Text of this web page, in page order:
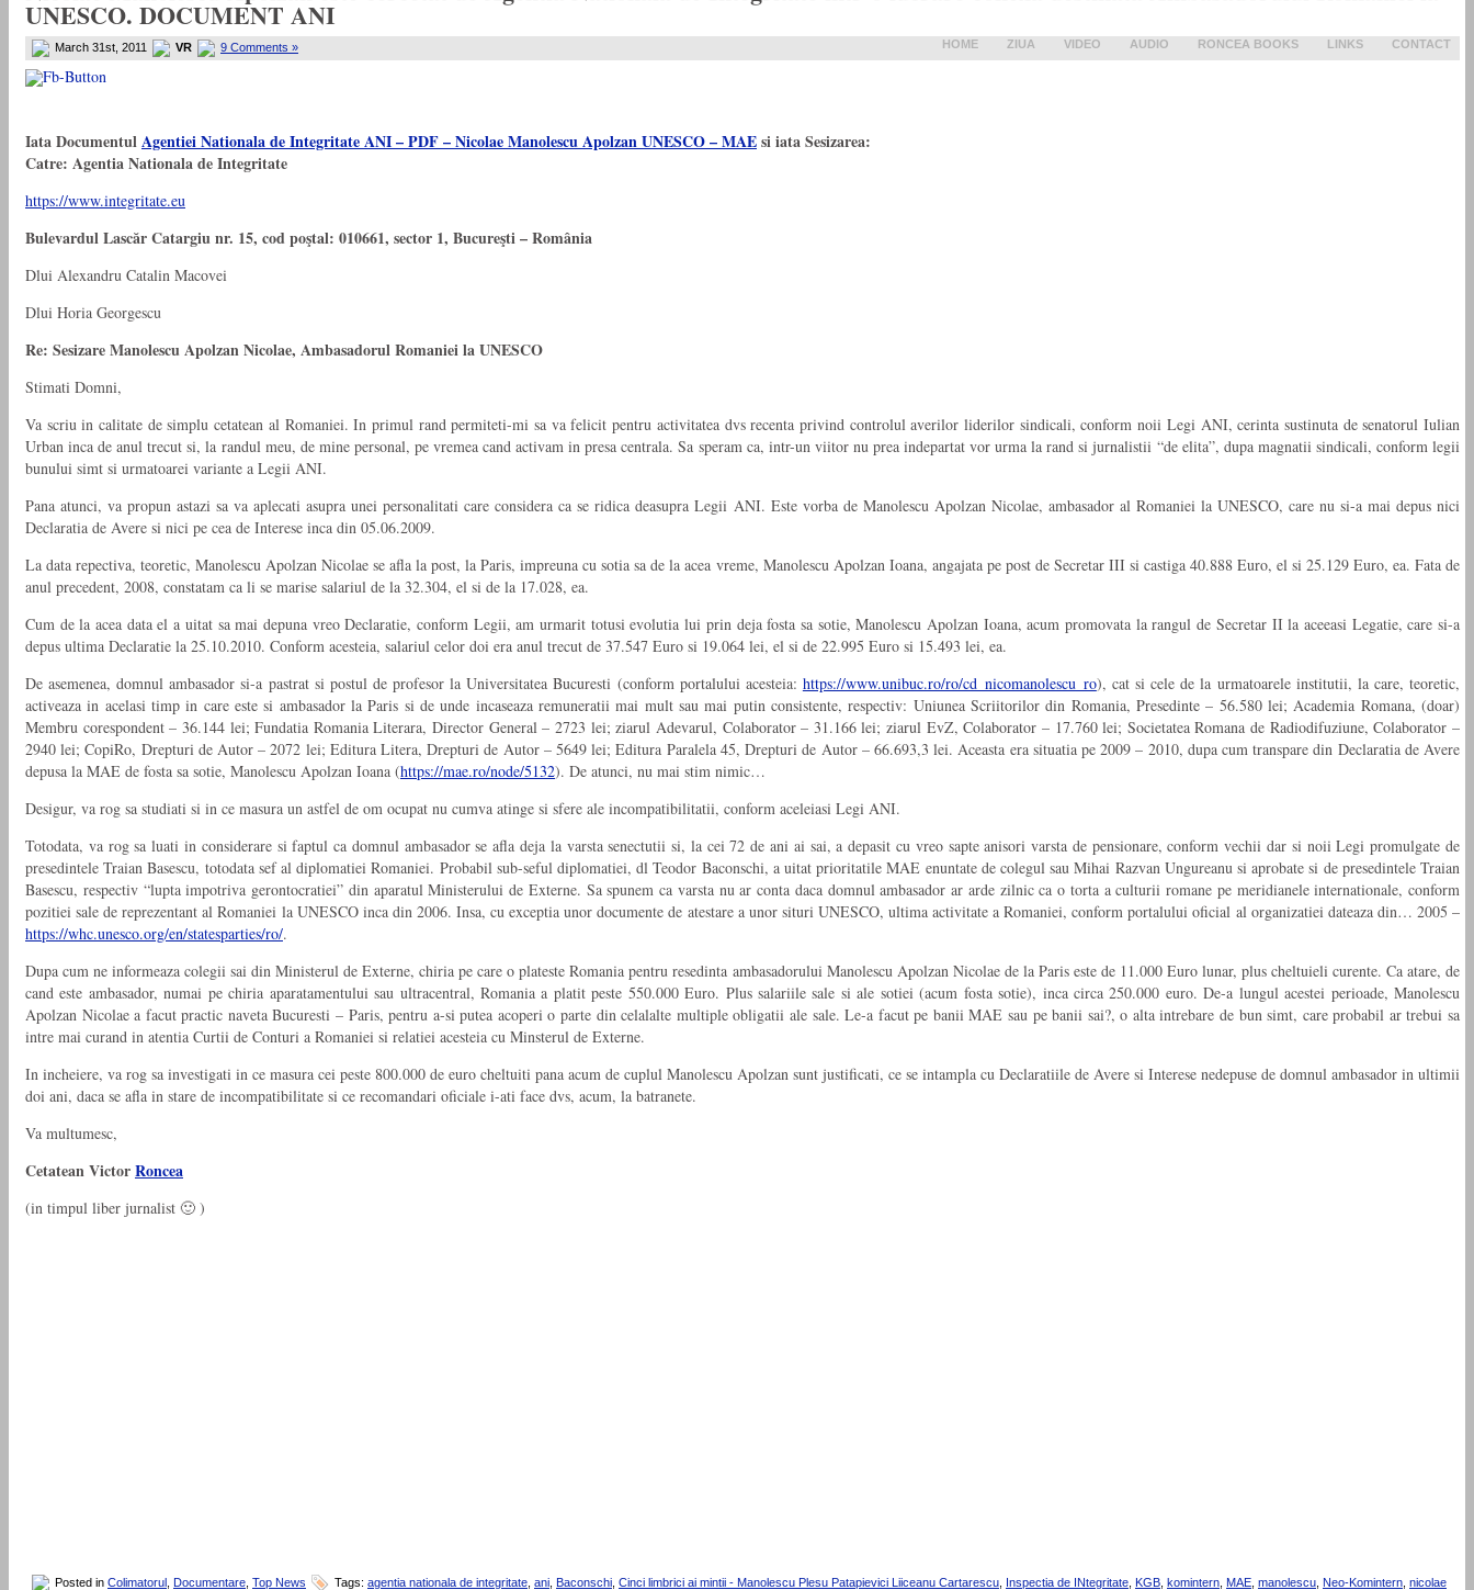
HOME ZIUA VIDEO AUDIO RONCEA BOOKS LINKS CONTACT
UNESCO. DOCUMENT ANI
March 31st, 2011 VR 9 Comments »
Iata DocumentulAgentiei Nationala de Integritate ANI – PDF – Nicolae Manolescu Apolzan UNESCO – MAEsi iata Sesizarea:
Catre: Agentia Nationala de Integritate
https://www.integritate.eu
Bulevardul Lascăr Catargiu nr. 15, cod poştal: 010661, sector 1, Bucureşti – România
Dlui Alexandru Catalin Macovei
Dlui Horia Georgescu
Re: Sesizare Manolescu Apolzan Nicolae, Ambasadorul Romaniei la UNESCO
Stimati Domni,
Va scriu in calitate de simplu cetatean al Romaniei. In primul rand permiteti-mi sa va felicit pentru activitatea dvs recenta privind controlul averilor liderilor sindicali, conform noii Legi ANI, cerinta sustinuta de senatorul Iulian
Urban inca de anul trecut si, la randul meu, de mine personal, pe vremea cand activam in presa centrala. Sa speram ca, intr-un viitor nu prea indepartat vor urma la rand si jurnalistii “de elita”, dupa magnatii sindicali, conform legii
bunului simt si urmatoarei variante a Legii ANI.
Pana atunci, va propun astazi sa va aplecati asupra unei personalitati care considera ca se ridica deasupra Legii ANI. Este vorba de Manolescu Apolzan Nicolae, ambasador al Romaniei la UNESCO, care nu si-a mai depus nici
Declaratia de Avere si nici pe cea de Interese inca din 05.06.2009.
La data repectiva, teoretic, Manolescu Apolzan Nicolae se afla la post, la Paris, impreuna cu sotia sa de la acea vreme, Manolescu Apolzan Ioana, angajata pe post de Secretar III si castiga 40.888 Euro, el si 25.129 Euro, ea. Fata de
anul precedent, 2008, constatam ca li se marise salariul de la 32.304, el si de la 17.028, ea.
Cum de la acea data el a uitat sa mai depuna vreo Declaratie, conform Legii, am urmarit totusi evolutia lui prin deja fosta sa sotie, Manolescu Apolzan Ioana, acum promovata la rangul de Secretar II la aceeasi Legatie, care si-a
depus ultima Declaratie la 25.10.2010. Conform acesteia, salariul celor doi era anul trecut de 37.547 Euro si 19.064 lei, el si de 22.995 Euro si 15.493 lei, ea.
De asemenea, domnul ambasador si-a pastrat si postul de profesor la Universitatea Bucuresti (conform portalului acesteia: https://www.unibuc.ro/ro/cd_nicomanolescu_ro), cat si cele de la urmatoarele institutii, la care, teoretic,
activeaza in acelasi timp in care este si ambasador la Paris si de unde incaseaza remuneratii mai mult sau mai putin consistente, respectiv: Uniunea Scriitorilor din Romania, Presedinte – 56.580 lei; Academia Romana, (doar)
Membru corespondent – 36.144 lei; Fundatia Romania Literara, Director General – 2723 lei; ziarul Adevarul, Colaborator – 31.166 lei; ziarul EvZ, Colaborator – 17.760 lei; Societatea Romana de Radiodifuziune, Colaborator –
2940 lei; CopiRo, Drepturi de Autor – 2072 lei; Editura Litera, Drepturi de Autor – 5649 lei; Editura Paralela 45, Drepturi de Autor – 66.693,3 lei. Aceasta era situatia pe 2009 – 2010, dupa cum transpare din Declaratia de Avere
depusa la MAE de fosta sa sotie, Manolescu Apolzan Ioana (https://mae.ro/node/5132). De atunci, nu mai stim nimic…
Desigur, va rog sa studiati si in ce masura un astfel de om ocupat nu cumva atinge si sfere ale incompatibilitatii, conform aceleiasi Legi ANI.
Totodata, va rog sa luati in considerare si faptul ca domnul ambasador se afla deja la varsta senectutii si, la cei 72 de ani ai sai, a depasit cu vreo sapte anisori varsta de pensionare, conform vechii dar si noii Legi promulgate de
presedintele Traian Basescu, totodata sef al diplomatiei Romaniei. Probabil sub-seful diplomatiei, dl Teodor Baconschi, a uitat prioritatile MAE enuntate de colegul sau Mihai Razvan Ungureanu si aprobate si de presedintele Traian
Basescu, respectiv “lupta impotriva gerontocratiei” din aparatul Ministerului de Externe. Sa spunem ca varsta nu ar conta daca domnul ambasador ar arde zilnic ca o torta a culturii romane pe meridianele internationale, conform
pozitiei sale de reprezentant al Romaniei la UNESCO inca din 2006. Insa, cu exceptia unor documente de atestare a unor situri UNESCO, ultima activitate a Romaniei, conform portalului oficial al organizatiei dateaza din… 2005 –
https://whc.unesco.org/en/statesparties/ro/.
Dupa cum ne informeaza colegii sai din Ministerul de Externe, chiria pe care o plateste Romania pentru resedinta ambasadorului Manolescu Apolzan Nicolae de la Paris este de 11.000 Euro lunar, plus cheltuieli curente. Ca atare, de
cand este ambasador, numai pe chiria aparatamentului sau ultracentral, Romania a platit peste 550.000 Euro. Plus salariile sale si ale sotiei (acum fosta sotie), inca circa 250.000 euro. De-a lungul acestei perioade, Manolescu
Apolzan Nicolae a facut practic naveta Bucuresti – Paris, pentru a-si putea acoperi o parte din celalalte multiple obligatii ale sale. Le-a facut pe banii MAE sau pe banii sai?, o alta intrebare de bun simt, care probabil ar trebui sa
intre mai curand in atentia Curtii de Conturi a Romaniei si relatiei acesteia cu Minsterul de Externe.
In incheiere, va rog sa investigati in ce masura cei peste 800.000 de euro cheltuiti pana acum de cuplul Manolescu Apolzan sunt justificati, ce se intampla cu Declaratiile de Avere si Interese nedepuse de domnul ambasador in ultimii
doi ani, daca se afla in stare de incompatibilitate si ce recomandari oficiale i-ati face dvs, acum, la batranete.
Va multumesc,
Cetatean VictorRoncea
(in timpul liber jurnalist 🙂 )
Posted in Colimatorul Documentare Top News Tags: agentia nationala de integritate ani Baconschi Cinci limbrici ai mintii - Manolescu Plesu Patapievici Liiceanu Cartarescu Inspectia de INtegritate KGB komintern MAE manolescu Neo-Komintern nicolae